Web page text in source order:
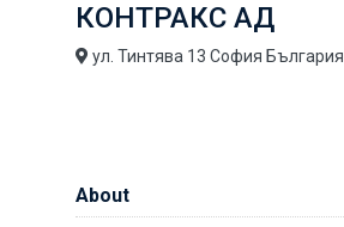
КОНТРАКС АД
ул. Тинтява 13 София България
About